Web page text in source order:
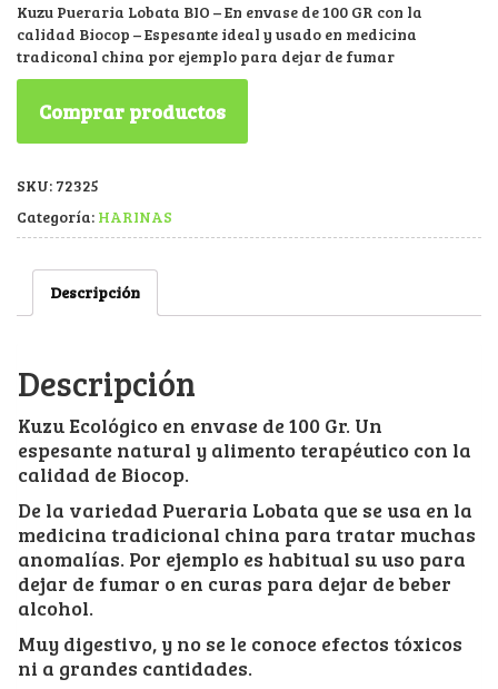
Kuzu Pueraria Lobata BIO – En envase de 100 GR con la
calidad Biocop – Espesante ideal y usado en medicina
tradiconal china por ejemplo para dejar de fumar
Comprar productos
SKU: 72325
Categoría: HARINAS
Descripción
Descripción
Kuzu Ecológico en envase de 100 Gr. Un
espesante natural y alimento terapéutico con la
calidad de Biocop.
De la variedad Pueraria Lobata que se usa en la
medicina tradicional china para tratar muchas
anomalías. Por ejemplo es habitual su uso para
dejar de fumar o en curas para dejar de beber
alcohol.
Muy digestivo, y no se le conoce efectos tóxicos
ni a grandes cantidades.